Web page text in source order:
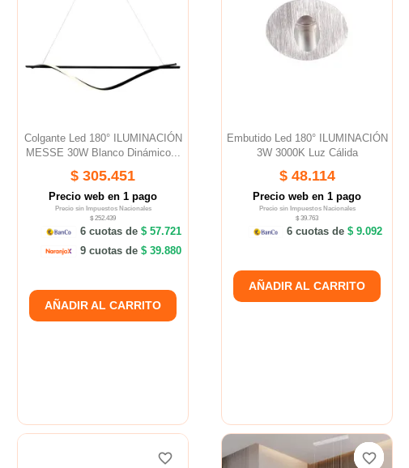
Colgante Led 180° ILUMINACIÓN
MESSE 30W Blanco Dinámico...
$ 305.451
Precio web en 1 pago
Precio sin Impuestos Nacionales
$ 252.439
6 cuotas de $ 57.721
9 cuotas de $ 39.880
AÑADIR AL CARRITO
Embutido Led 180° ILUMINACIÓN
3W 3000K Luz Cálida
$ 48.114
Precio web en 1 pago
Precio sin Impuestos Nacionales
$ 39.763
6 cuotas de$ 9.092
AÑADIR AL CARRITO
favorite_border
favorite_border
favorite_border favorite_border
favorite_border
favorite_border